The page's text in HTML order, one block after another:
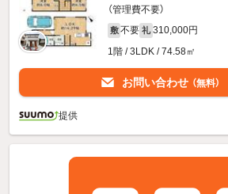
（管理費不要）
敷 不要 礼 310,000円
1階 / 3LDK / 74.58㎡
お問い合わせ （無料）
提供